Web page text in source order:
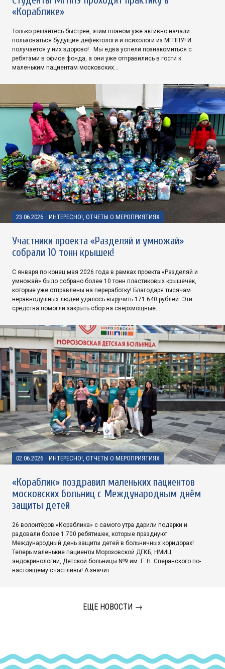
«Кораблике»
Только решайтесь быстрее, этим планом уже активно начали
пользоваться будущие дефектологи и психологи из МГППУ! И
получается у них здорово! Мы едва успели познакомиться с
ребятами в офисе фонда, а они уже отправились в гости к
маленьким пациентам московских…
23.06.2026 · ИНТЕРЕСНО!, ОТЧЕТЫ О МЕРОПРИЯТИЯХ
Участники проекта «Разделяй и умножай»
собрали 10 тонн крышек!
С января по конец мая 2026 года в рамках проекта «Разделяй и
умножай» было собрано более 10 тонн пластиковых крышечек,
которые уже отправлены на переработку! Благодаря тысячам
неравнодушных людей удалось выручить 171.640 рублей. Эти
средства помогли закрыть сбор на сверхмощные…
02.06.2026 · ИНТЕРЕСНО!, ОТЧЕТЫ О МЕРОПРИЯТИЯХ
«Кораблик» поздравил маленьких пациентов
московских больниц с Международным днём
защиты детей
26 волонтёров «Кораблика» с самого утра дарили подарки и
радовали более 1.700 ребятишек, которые празднуют
Международный день защиты детей в больничных коридорах!
Теперь маленькие пациенты Морозовской ДГКБ, НМИЦ
эндокринологии, Детской больницы №9 им. Г. Н. Сперанского по-
настоящему счастливы! А значит…
ЕЩЕ НОВОСТИ →